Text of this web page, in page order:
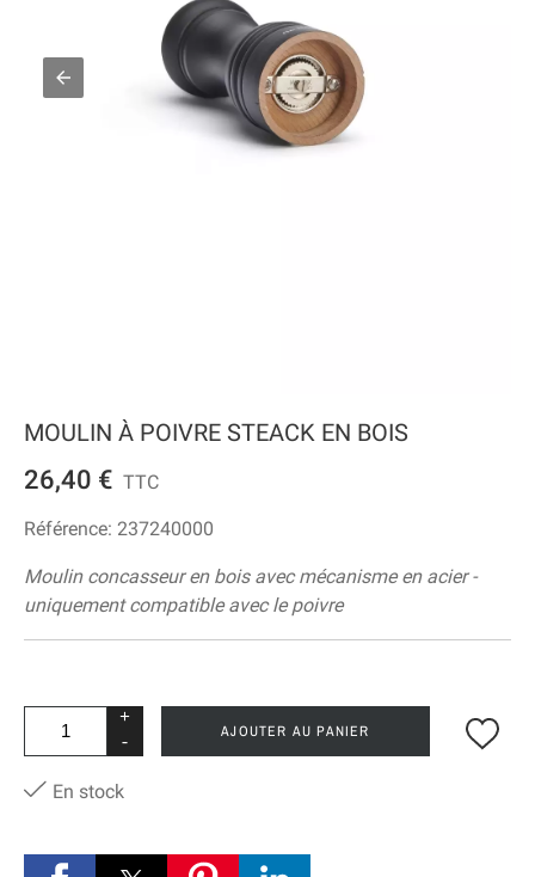
MOULIN À POIVRE STEACK EN BOIS
26,40 € TTC
Référence: 237240000
Moulin concasseur en bois avec mécanisme en acier -
uniquement compatible avec le poivre
+
-
AJOUTER AU PANIER
En stock